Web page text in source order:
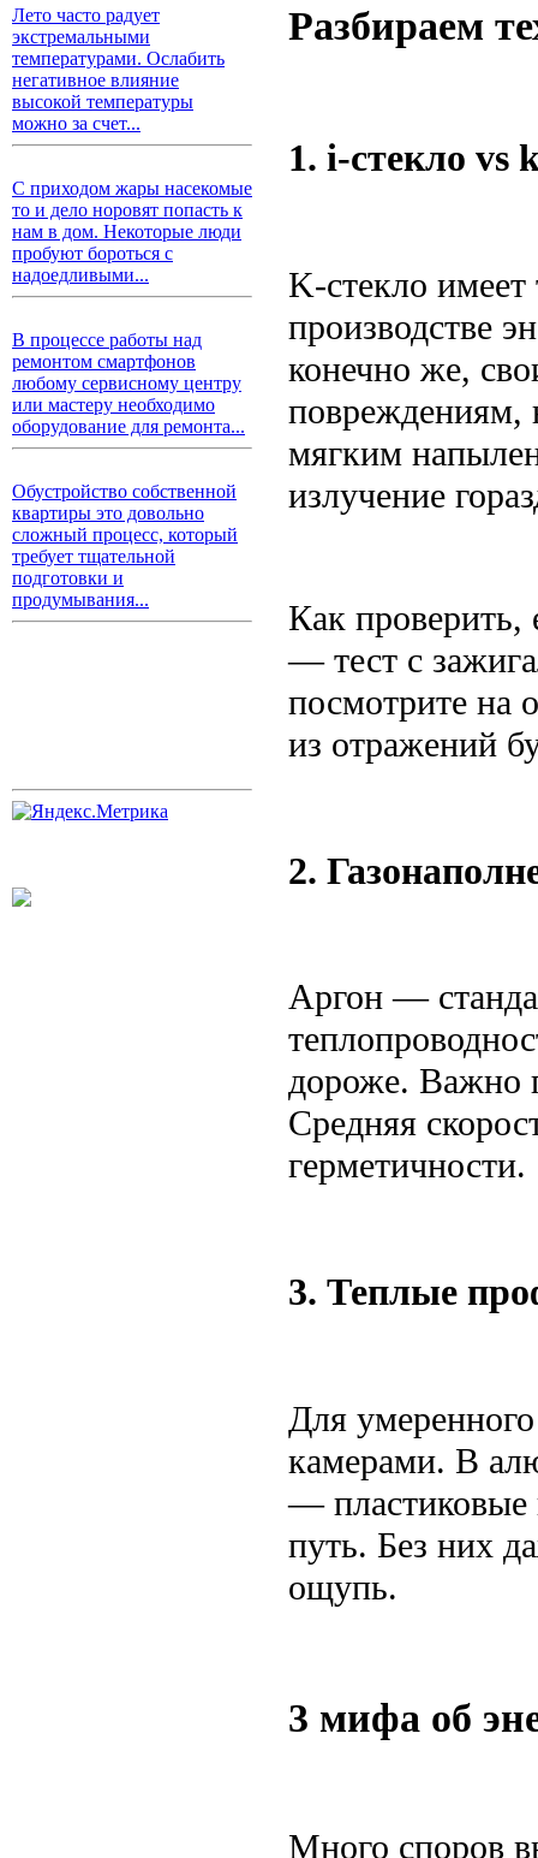
Лето часто радует
экстремальными
температурами. Ослабить
негативное влияние
высокой температуры
можно за счет...
С приходом жары насекомые
то и дело норовят попасть к
нам в дом. Некоторые люди
пробуют бороться с
надоедливыми...
В процессе работы над
ремонтом смартфонов
любому сервисному центру
или мастеру необходимо
оборудование для ремонта...
Обустройство собственной
квартиры это довольно
сложный процесс, который
требует тщательной
подготовки и
продумывания...
Разбираем
1. i-стекло vs
K-стекло
производстве
конечно же,
повреждениям,
мягким
излучение
Как
— тест с
посмотрите на
из отражений
2.
Аргон —
дороже. Важно
Средняя
герметичности.
3. Теплые
Для
камерами. В
— пластиковые
путь. Без них
ощупь.
3 мифа об
Много споров